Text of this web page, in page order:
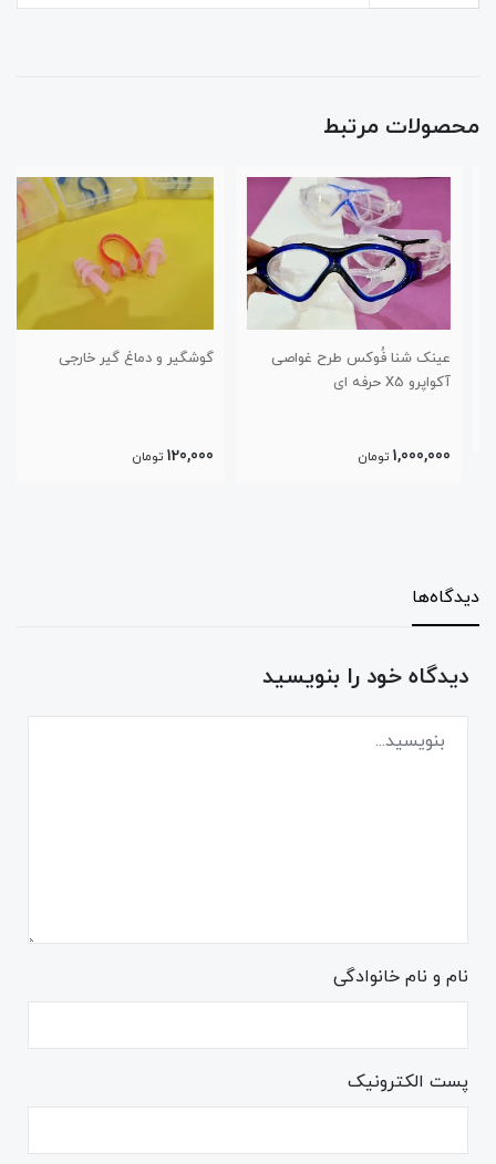
محصولات مرتبط
عینک شنا فُوکس طرح غواصی
آکواپرو X5 حرفه ای
1,000,000 تومان
گوشگیر و دماغ گیر خارجی
120,000 تومان
دیدگاه‌ها
دیدگاه خود را بنویسید
نام و نام خانوادگی
پست الکترونیک